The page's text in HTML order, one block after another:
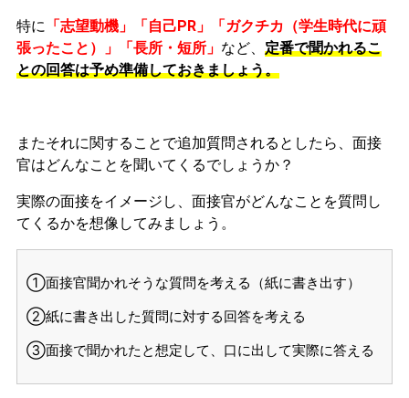
特に 「志望動機」「自己PR」「ガクチカ（学生時代に頑
張ったこと）」「長所・短所」 など、 定番で聞かれるこ
との回答は予め準備しておきましょう。
またそれに関することで追加質問されるとしたら、面接
官はどんなことを聞いてくるでしょうか？
実際の面接をイメージし、面接官がどんなことを質問し
てくるかを想像してみましょう。
①面接官聞かれそうな質問を考える（紙に書き出す）
②紙に書き出した質問に対する回答を考える
③面接で聞かれたと想定して、口に出して実際に答える